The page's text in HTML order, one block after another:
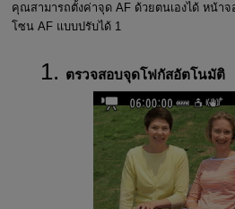
คุณสามารถตั้งค่าจุด AF ด้วยตนเองได้ หน้า
โซน AF แบบปรับได้ 1
ตรวจสอบจุดโฟกัสอัตโนมัติ